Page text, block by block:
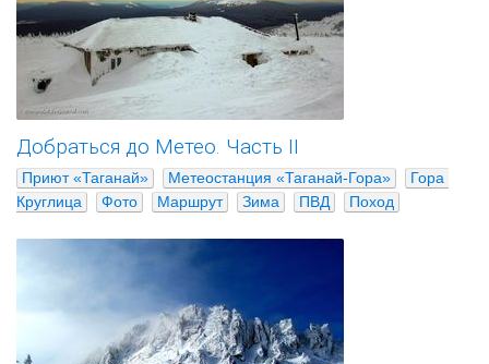
Добраться до Метео. Часть II
Приют «Таганай» Метеостанция «Таганай-Гора»
Гора
Круглица
Фото Маршрут Зима ПВД Поход